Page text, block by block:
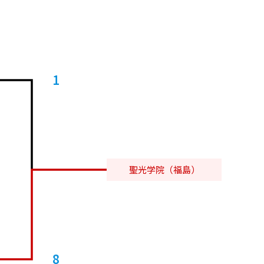
1
聖光学院（福島）
8